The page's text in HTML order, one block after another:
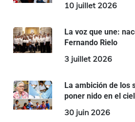
10 juillet 2026
La voz que une:
Fernando Rielo
3 juillet 2026
La ambición de los
poner nido en el
30 juin 2026